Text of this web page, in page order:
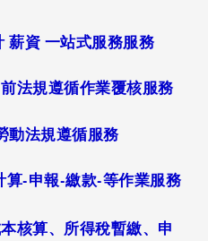
薪資 一站式服務服務
法規遵循作業覆核服務
動法規遵循服務
-申報-繳款-等作業服務
核算、所得稅暫繳、申